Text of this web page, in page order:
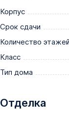
дворах, а также
коммерцию.
Корпус
Срок сдачи
Количество этажей
Класс
Тип дома
Отделка